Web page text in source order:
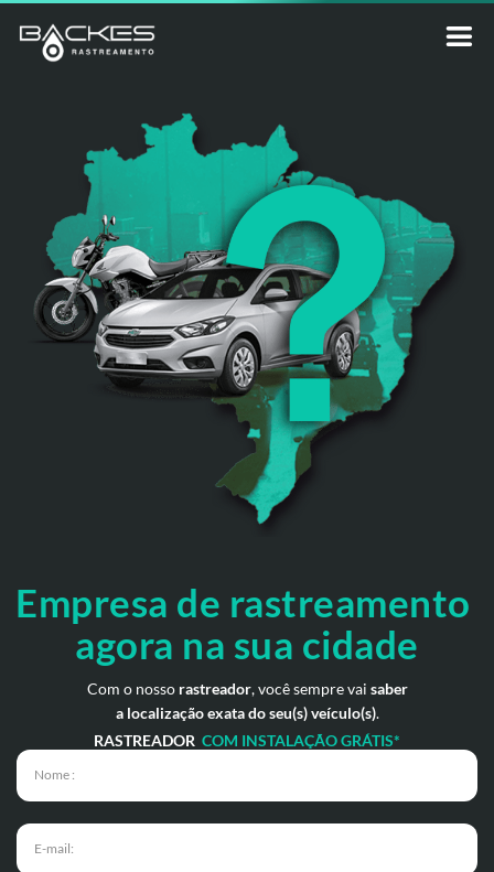
Empresa de rastreamento
agora na sua cidade
Com o nosso rastreador, você sempre vai saber
a localização exata do seu(s) veículo(s).
RASTREADOR COM INSTALAÇÃO GRÁTIS*